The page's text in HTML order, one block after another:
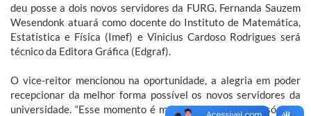
deu posse a dois novos servidores da FURG. Fernanda Sauzem
Wesendonk atuará como docente do Instituto de Matemática,
Estatística e Física (Imef) e Vinicius Cardoso Rodrigues será
técnico da Editora Gráfica (Edgraf).
O vice-reitor mencionou na oportunidade, a alegria em poder
recepcionar da melhor forma possível os novos servidores da
universidade. “Esse momento é muito importante, não só para